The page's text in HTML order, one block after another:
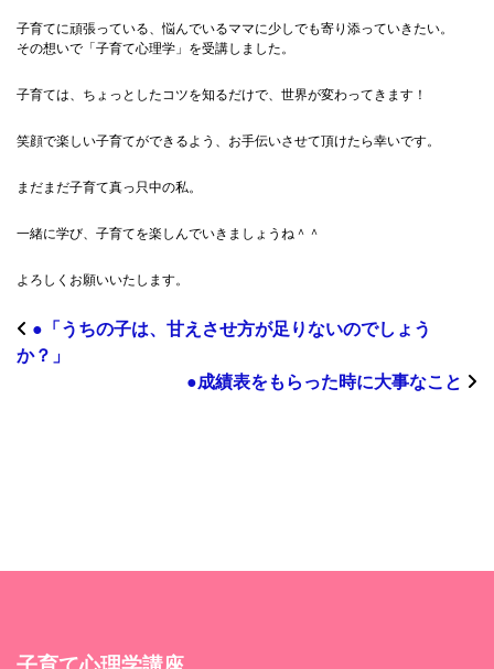
子育てに頑張っている、悩んでいるママに少しでも寄り添っていきたい。
その想いで「子育て心理学」を受講しました。
子育ては、ちょっとしたコツを知るだけで、世界が変わってきます！
笑顔で楽しい子育てができるよう、お手伝いさせて頂けたら幸いです。
まだまだ子育て真っ只中の私。
一緒に学び、子育てを楽しんでいきましょうね＾＾
よろしくお願いいたします。
●「うちの子は、甘えさせ方が足りないのでしょう
か？」
●成績表をもらった時に大事なこと